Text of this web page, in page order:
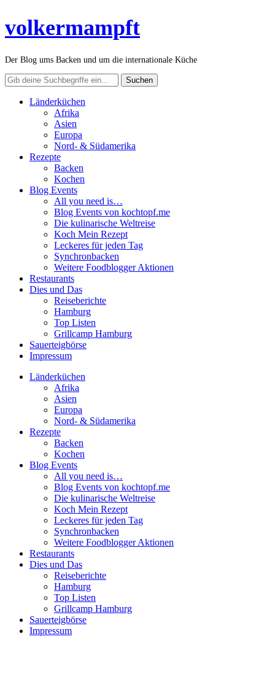
volkermampft
Der Blog ums Backen und um die internationale Küche
Länderküchen
Afrika
Asien
Europa
Nord- & Südamerika
Rezepte
Backen
Kochen
Blog Events
All you need is…
Blog Events von kochtopf.me
Die kulinarische Weltreise
Koch Mein Rezept
Leckeres für jeden Tag
Synchronbacken
Weitere Foodblogger Aktionen
Restaurants
Dies und Das
Reiseberichte
Hamburg
Top Listen
Grillcamp Hamburg
Sauerteigbörse
Impressum
Länderküchen
Afrika
Asien
Europa
Nord- & Südamerika
Rezepte
Backen
Kochen
Blog Events
All you need is…
Blog Events von kochtopf.me
Die kulinarische Weltreise
Koch Mein Rezept
Leckeres für jeden Tag
Synchronbacken
Weitere Foodblogger Aktionen
Restaurants
Dies und Das
Reiseberichte
Hamburg
Top Listen
Grillcamp Hamburg
Sauerteigbörse
Impressum